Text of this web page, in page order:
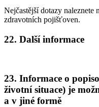
Nejčastější dotazy naleznete
zdravotních pojišťoven.
22. Další informace
23. Informace o
životní situace) je
a v jiné formě